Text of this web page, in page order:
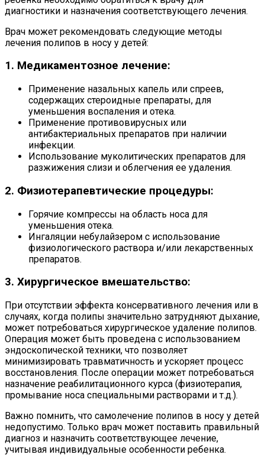
диагностики и назначения соответствующего лечения.
Врач может рекомендовать следующие методы
лечения полипов в носу у детей:
1. Медикаментозное лечение:
Применение назальных капель или спреев,
содержащих стероидные препараты, для
уменьшения воспаления и отека.
Применение противовирусных или
антибактериальных препаратов при наличии
инфекции.
Использование муколитических препаратов для
разжижения слизи и облегчения ее удаления.
2. Физиотерапевтические процедуры:
Горячие компрессы на область носа для
уменьшения отека.
Ингаляции небулайзером с использование
физиологического раствора и/или лекарственных
препаратов.
3. Хирургическое вмешательство:
При отсутствии эффекта консервативного лечения или в
случаях, когда полипы значительно затрудняют дыхание,
может потребоваться хирургическое удаление полипов.
Операция может быть проведена с использованием
эндоскопической техники, что позволяет
минимизировать травматичность и ускоряет процесс
восстановления. После операции может потребоваться
назначение реабилитационного курса (физиотерапия,
промывание носа специальными растворами и т.д.).
Важно помнить, что самолечение полипов в носу у детей
недопустимо. Только врач может поставить правильный
диагноз и назначить соответствующее лечение,
учитывая индивидуальные особенности ребенка.